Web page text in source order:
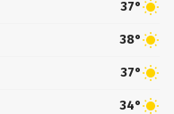
37°
38°
37°
34°